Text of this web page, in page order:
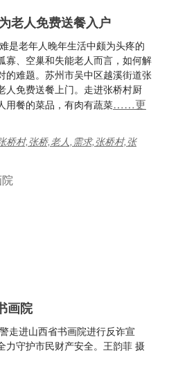
老人免费送餐入户
是老年人晚年生活中颇为头疼的
寡、空巢和失能老人而言，如何解
的难题。苏州市吴中区越溪街道张
人免费送餐上门。走进张桥村厨
用餐的菜品，有肉有蔬菜……更
桥村,张桥,老人,需求,张桥村,张
画院
走进山西省书画院进行反诈宣
力守护市民财产安全。王韵菲 摄